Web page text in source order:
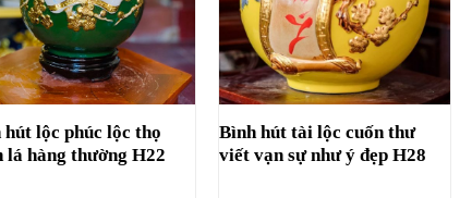
hút lộc phúc lộc thọ
lá hàng thường H22
Bình hút tài lộc cuốn thư
viết vạn sự như ý đẹp H28